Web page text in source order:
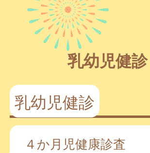
乳幼児健
乳幼児健診
４か月児健康診査